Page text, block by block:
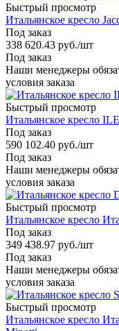
Быстрый просмотр
Итальянское кресло
Под заказ
338 620.43 руб./шт
Под заказ
Наши менеджеры
условия заказа
Быстрый просмотр
Итальянское кресло
Под заказ
590 102.40 руб./шт
Под заказ
Наши менеджеры
условия заказа
Быстрый просмотр
Итальянское кресло
Под заказ
349 438.97 руб./шт
Под заказ
Наши менеджеры
условия заказа
Быстрый просмотр
Итальянское кресло